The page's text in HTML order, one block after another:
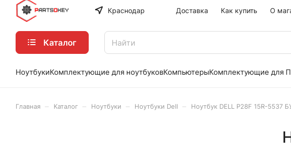
Краснодар Доставка Как купить О
Каталог
НоутбукиКомплектующие для ноутбуковКомпьютерыКомплектующие для
Главная Каталог Ноутбуки Ноутбуки Dell Ноутбук DELL P28F 15R-5537